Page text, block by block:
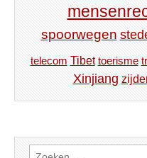
spoorwegen
telecom Tibet toerisme
Xinjiang
Zoeken